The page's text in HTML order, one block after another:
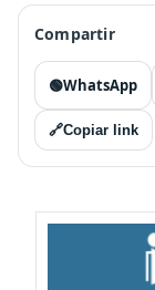
Compartir
🟢WhatsApp
🔗Copiar link